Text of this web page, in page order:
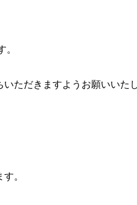
ただきますようお願いいた
。